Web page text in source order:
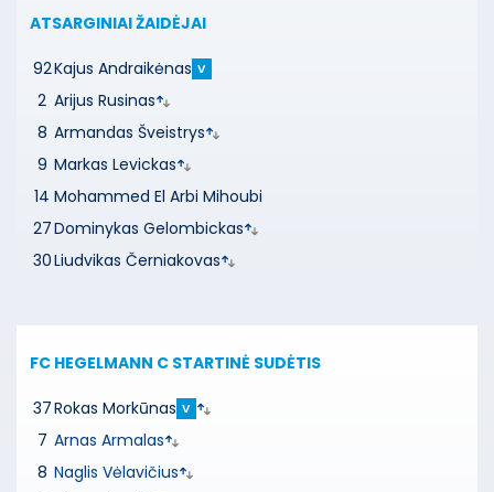
ATSARGINIAI ŽAIDĖJAI
92Kajus Andraikėnas V
2 Arijus Rusinas
8 Armandas Šveistrys
9 Markas Levickas
14 Mohammed El Arbi Mihoubi
27Dominykas Gelombickas
30Liudvikas Černiakovas
FC HEGELMANN C STARTINĖ SUDĖTIS
37Rokas Morkūnas V
7 Arnas Armalas
8 Naglis Vėlavičius